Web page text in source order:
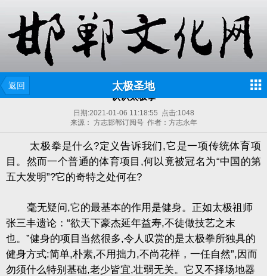
返回 太极圣地
认识太极拳
日期:2021-01-06 11:18:55 点击:1048
来源： 方志邯郸订阅号 作者：方志永年
太极拳是什么?定义告诉我们,它是一项传统体育项
目。然而一个普通的体育项目,何以竟被冠名为“中国的第
五大发明”?它的奇特之处何在?
毫无疑问,它的最基本的作用是健身。正如太极祖师
张三丰遗论：“欲天下豪杰延年益寿,不徒做技艺之末
也。”健身的项目当然很多,令人叹赏的是太极拳所独具的
健身方式:简单,朴素,不用拙力,不尚花样，一任自然”,因而
勿须什么特别基础,老少皆宜,壮弱无关。它又不择场地器